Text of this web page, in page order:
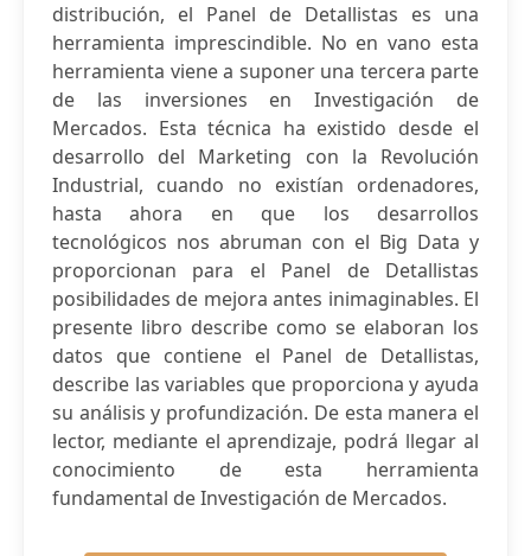
distribución, el Panel de Detallistas es una
herramienta imprescindible. No en vano esta
herramienta viene a suponer una tercera parte
de las inversiones en Investigación de
Mercados. Esta técnica ha existido desde el
desarrollo del Marketing con la Revolución
Industrial, cuando no existían ordenadores,
hasta ahora en que los desarrollos
tecnológicos nos abruman con el Big Data y
proporcionan para el Panel de Detallistas
posibilidades de mejora antes inimaginables. El
presente libro describe como se elaboran los
datos que contiene el Panel de Detallistas,
describe las variables que proporciona y ayuda
su análisis y profundización. De esta manera el
lector, mediante el aprendizaje, podrá llegar al
conocimiento de esta herramienta
fundamental de Investigación de Mercados.